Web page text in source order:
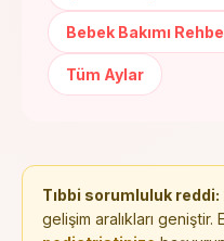
Bebek Bakımı
Tüm Aylar
Tıbbi sorumluluk reddi:
gelişim aralıkları geniştir.